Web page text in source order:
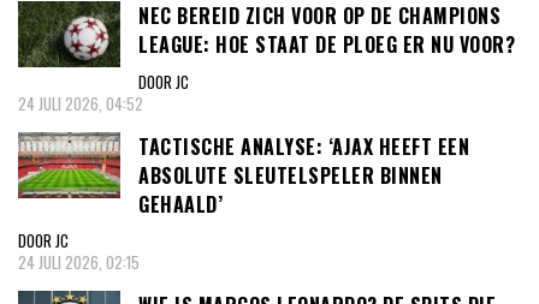
NEC BEREID ZICH VOOR OP DE CHAMPIONS
LEAGUE: HOE STAAT DE PLOEG ER NU VOOR?
DOOR JC
24 JULI 2026, 04:52
TACTISCHE ANALYSE: ‘AJAX HEEFT EEN
ABSOLUTE SLEUTELSPELER BINNEN
GEHAALD’
DOOR JC
24 JULI 2026, 02:15